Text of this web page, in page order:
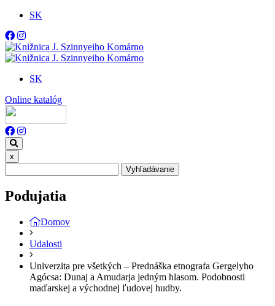
SK
SK
Online katalóg
x
Vyhľadávanie
Podujatia
Domov
Udalosti
U niverzita pre všetkých – Prednáška etnografa Gergelyho
Agócsa: Dunaj a Amudarja jedným hlasom. Podobnosti
maďarskej a východnej ľudovej hudby.